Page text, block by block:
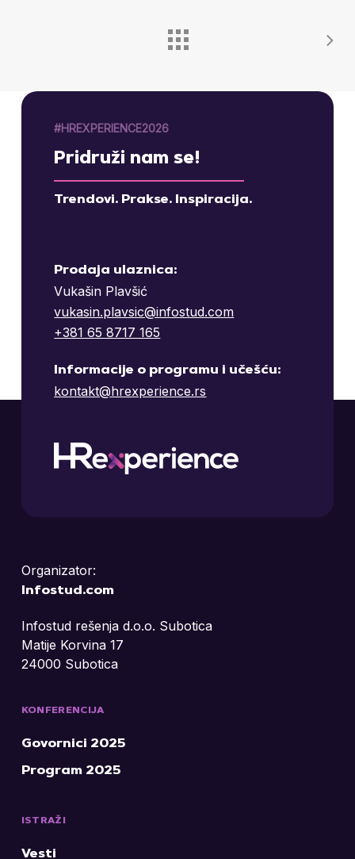
#HREXPERIENCE2026
Pridruži nam se!
Trendovi. Prakse. Inspiracija.
Prodaja ulaznica:
Vukašin Plavšić
vukasin.plavsic@infostud.com
+381 65 8717 165
Informacije o programu i učešću:
kontakt@hrexperience.rs
Organizator:
Infostud.com
Infostud rešenja d.o.o. Subotica
Matije Korvina 17
24000 Subotica
KONFERENCIJA
Govornici 2025
Program 2025
ISTRAŽI
Vesti